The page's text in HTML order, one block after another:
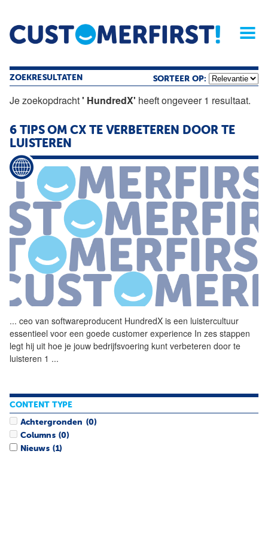
Home Opinie Archief
Magazine
ZOEKRESULTATEN SORTEER OP:
Je zoekopdracht' HundredX' heeft ongeveer 1 resultaat.
6 TIPS OM CX TE VERBETEREN DOOR TE
LUISTEREN
... ceo van softwareproducent HundredX is een luistercultuur
essentieel voor een goede customer experience In zes stappen
legt hij uit hoe je jouw bedrijfsvoering kunt verbeteren door te
luisteren 1 ...
CONTENT TYPE
Achtergronden (0)
Columns (0)
Nieuws (1)